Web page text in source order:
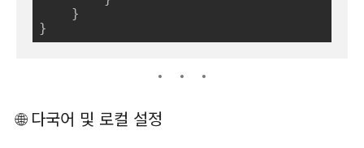
}
}
🌐 다국어 및 로컬 설정